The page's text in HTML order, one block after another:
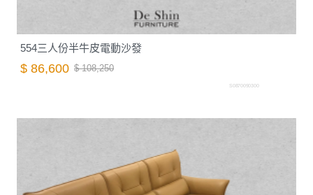
554三人份半牛皮電動沙發
$ 86,600 $ 108,250
S0870090300